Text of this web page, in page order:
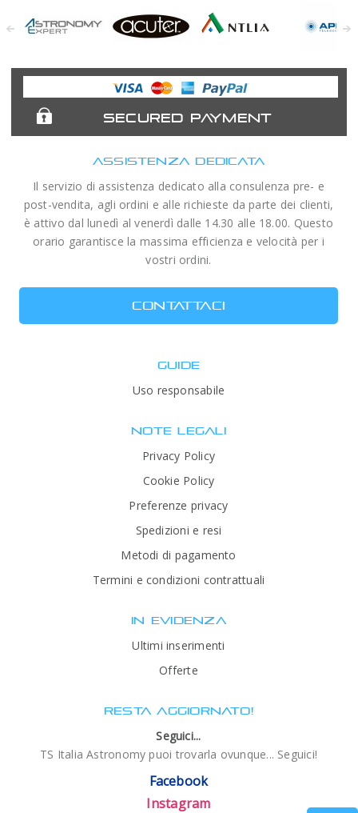
Expert
Telescopes
SECURED PAYMENT
ASSISTENZA DEDICATA
Il servizio di assistenza dedicato alla consulenza pre- e
post-vendita, agli ordini e alle richieste da parte dei clienti,
è attivo dal lunedì al venerdì dalle 14.30 alle 18.00. Questo
orario garantisce la massima efficienza e velocità per i
vostri ordini.
CONTATTACI
GUIDE
Uso responsabile
NOTE LEGALI
Privacy Policy
Cookie Policy
Preferenze privacy
Spedizioni e resi
Metodi di pagamento
Termini e condizioni contrattuali
IN EVIDENZA
Ultimi inserimenti
Offerte
RESTA AGGIORNATO!
Seguici...
TS Italia Astronomy puoi trovarla ovunque... Seguici!
Facebook
Instagram